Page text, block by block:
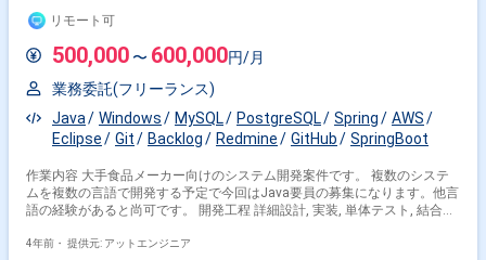
リモート可
500,000 〜 600,000円/月
業務委託(フリーランス)
Java
Windows MySQL PostgreSQL Spring
AWS
Eclipse
Git Backlog Redmine GitHub SpringBoot
作業内容 大手食品メーカー向けのシステム開発案件です。 複数のシステ
ムを複数の言語で開発する予定で今回はJava要員の募集になります。他言
語の経験があると尚可です。 開発工程 詳細設計, 実装, 単体テスト, 結合テ
4年前・ 提供元: アットエンジニア